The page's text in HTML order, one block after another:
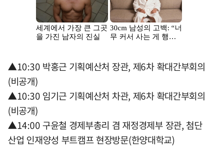
▲10:30 박홍근 기획예산처 장관, 제6차 확대간부회의
(비공개)
▲10:30 임기근 기획예산처 차관, 제6차 확대간부회의
(비공개)
▲14:00 구윤철 경제부총리 겸 재정경제부 장관, 첨단
산업 인재양성 부트캠프 현장방문(한양대학교)